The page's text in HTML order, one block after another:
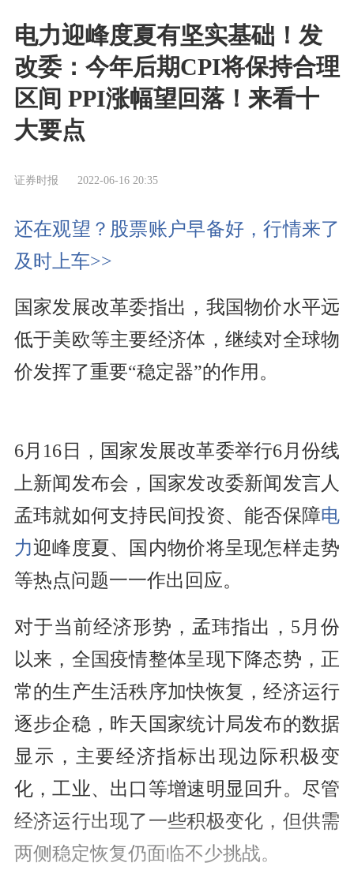
电力迎峰度夏有坚实基础！发
改委：今年后期CPI将保持合理
区间 PPI涨幅望回落！来看十
大要点
证券时报 2022-06-16 20:35
还在观望？股票账户早备好，行情来了
及时上车>>
国家发展改革委指出，我国物价水平远
低于美欧等主要经济体，继续对全球物
价发挥了重要“稳定器”的作用。
6月16日，国家发展改革委举行6月份线
上新闻发布会，国家发改委新闻发言人
孟玮就如何支持民间投资、能否保障电
力迎峰度夏、国内物价将呈现怎样走势
等热点问题一一作出回应。
对于当前经济形势，孟玮指出，5月份
以来，全国疫情整体呈现下降态势，正
常的生产生活秩序加快恢复，经济运行
逐步企稳，昨天国家统计局发布的数据
显示，主要经济指标出现边际积极变
化，工业、出口等增速明显回升。尽管
经济运行出现了一些积极变化，但供需
两侧稳定恢复仍面临不少挑战。